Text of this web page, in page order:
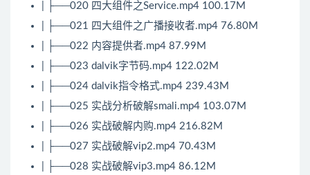
| ├──020 四大组件之Service.mp4 100.17M
| ├──021 四大组件之广播接收者.mp4 76.80M
| ├──022 内容提供者.mp4 87.99M
| ├──023 dalvik字节码.mp4 122.02M
| ├──024 dalvik指令格式.mp4 239.43M
| ├──025 实战分析破解smali.mp4 103.07M
| ├──026 实战破解内购.mp4 216.82M
| ├──027 实战破解vip2.mp4 70.43M
| ├──028 实战破解vip3.mp4 86.12M